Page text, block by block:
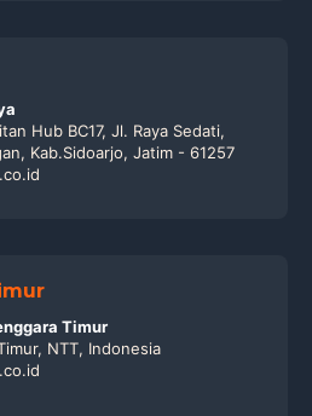
Hub BC17, Jl. Raya Sedati,
Kab.Sidoarjo, Jatim - 61257
Timur
NTT, Indonesia